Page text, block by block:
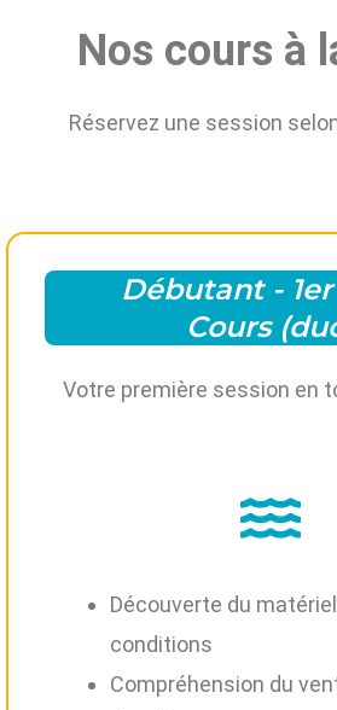
Nos cours à
Réservez une session
Débutant -
Cours
Votre première session en
Découverte du
conditions
Compréhension du